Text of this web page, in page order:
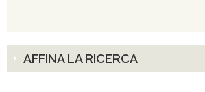
AFFINA LA RICERCA